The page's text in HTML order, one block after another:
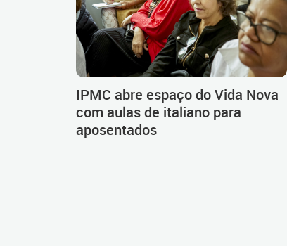
IPMC abre espaço do Vida Nova
com aulas de italiano para
aposentados